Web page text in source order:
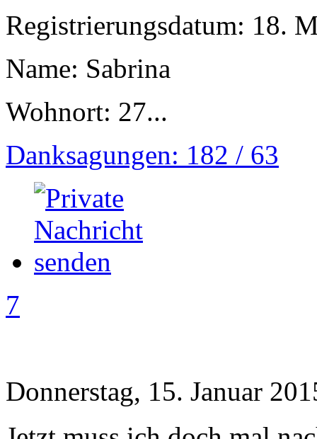
Registrierungsdatum: 18.
Name: Sabrina
Wohnort: 27...
Danksagungen: 182 / 63
7
Donnerstag, 15. Januar